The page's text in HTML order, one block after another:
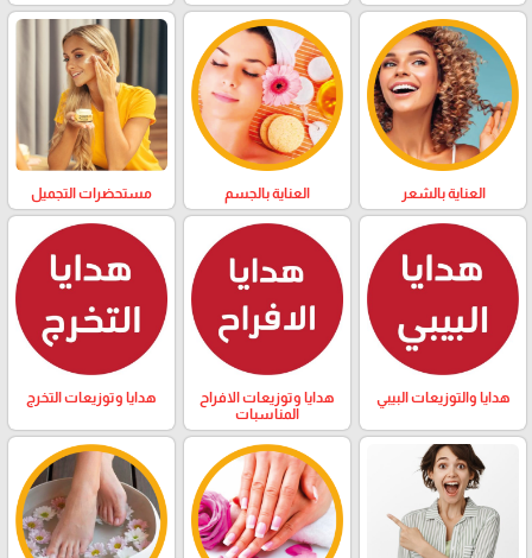
العناية بالشعر العناية بالجسم مستحضرات التجميل
هدايا والتوزيعات البيبي
هدايا وتوزيعات الافراح
المناسبات
هدايا وتوزيعات التخرج